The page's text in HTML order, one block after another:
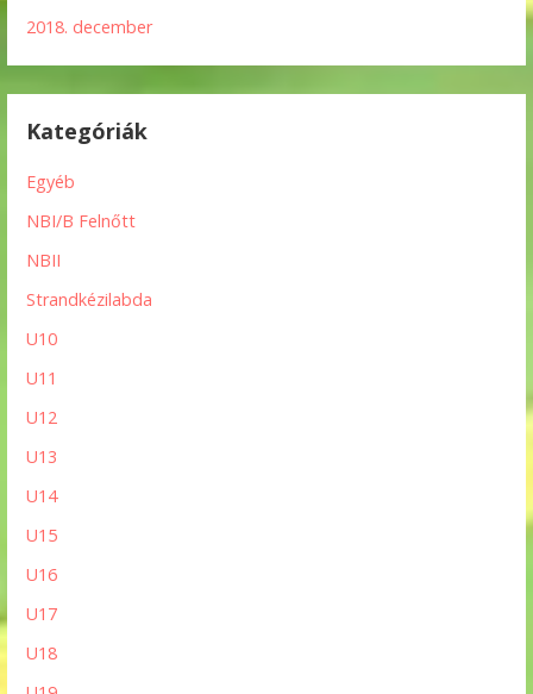
2018. december
Kategóriák
Egyéb
NBI/B Felnőtt
NBII
Strandkézilabda
U10
U11
U12
U13
U14
U15
U16
U17
U18